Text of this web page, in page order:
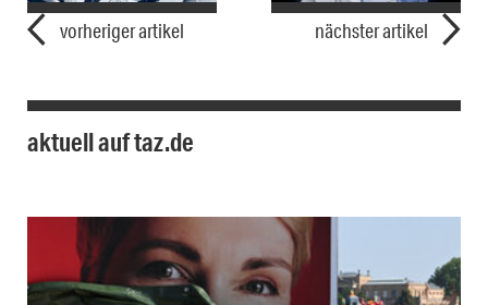
vorheriger artikel nächster artikel
aktuell auf taz.de